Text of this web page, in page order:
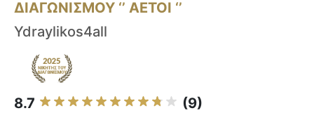
ΔΙΑΓΩΝΙΣΜΟΥ ‘’ ΑΕΤΟΙ ‘’
Ydraylikos4all
8.7 (9)